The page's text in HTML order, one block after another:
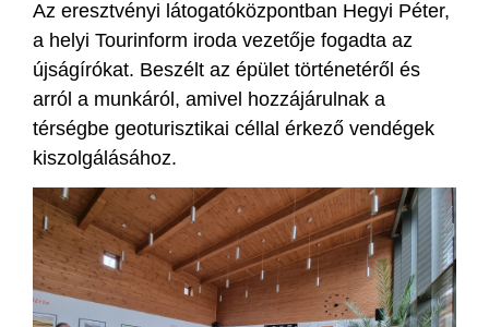
Az eresztvényi látogatóközpontban Hegyi Péter,
a helyi Tourinform iroda vezetője fogadta az
újságírókat. Beszélt az épület történetéről és
arról a munkáról, amivel hozzájárulnak a
térségbe geoturisztikai céllal érkező vendégek
kiszolgálásához.